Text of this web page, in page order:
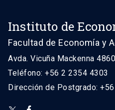
Instituto de
Facultad de Economía y
Avda. Vicuña Mackenna
Teléfono: +56 2 2354 4303
Dirección de Postgrado: